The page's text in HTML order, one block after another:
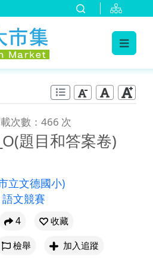
次數：466 次
題目和答案卷)
立文德國小)
語文競賽
4
收藏
檢舉 加入追蹤